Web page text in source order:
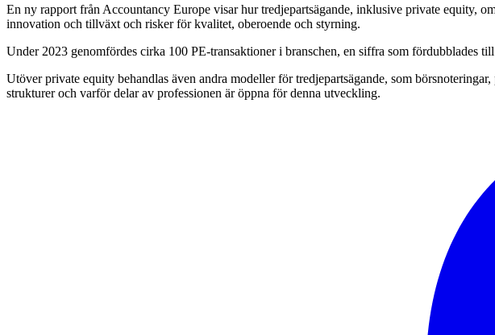
En ny rapport från Accountancy Europe visar hur tredjepartsägande, inklusive private equity,
innovation och tillväxt och risker för kvalitet, oberoende och styrning.
Under 2023 genomfördes cirka 100 PE-transaktioner i branschen, en siffra som fördubblades
Utöver private equity behandlas även andra modeller för tredjepartsägande, som
strukturer och varför delar av professionen är öppna för denna utveckling.